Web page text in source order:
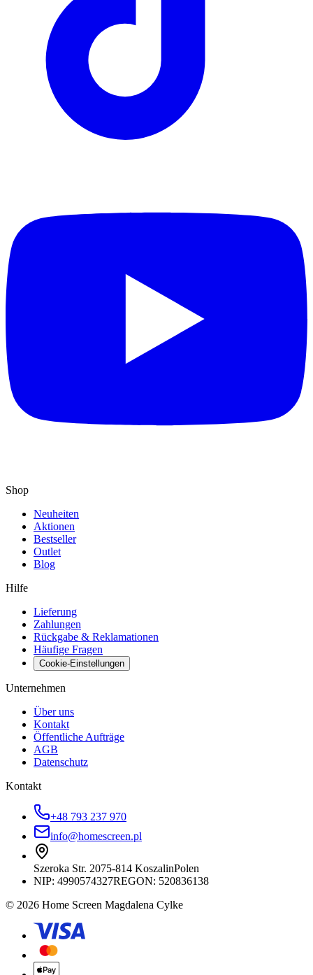
Shop
Neuheiten
Aktionen
Bestseller
Outlet
Blog
Hilfe
Lieferung
Zahlungen
Rückgabe & Reklamationen
Häufige Fragen
Cookie-Einstellungen
Unternehmen
Über uns
Kontakt
Öffentliche Aufträge
AGB
Datenschutz
Kontakt
+48 793 237 970
info@homescreen.pl
Szeroka Str. 2075-814 KoszalinPolen
NIP: 4990574327REGON: 520836138
© 2026 Home Screen Magdalena Cylke